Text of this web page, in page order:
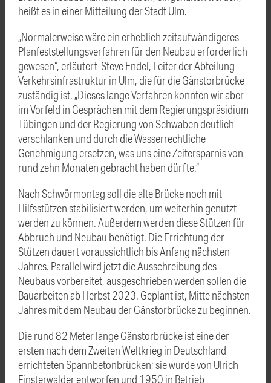
heißt es in einer Mitteilung der Stadt Ulm.
„Normalerweise wäre ein erheblich zeitaufwändigeres
Planfeststellungsverfahren für den Neubau erforderlich
gewesen“, erläutert Steve Endel, Leiter der Abteilung
Verkehrsinfrastruktur in Ulm, die für die Gänstorbrücke
zuständig ist. „Dieses lange Verfahren konnten wir aber
im Vorfeld in Gesprächen mit dem Regierungspräsidium
Tübingen und der Regierung von Schwaben deutlich
verschlanken und durch die Wasserrechtliche
Genehmigung ersetzen, was uns eine Zeitersparnis von
rund zehn Monaten gebracht haben dürfte.“
Nach Schwörmontag soll die alte Brücke noch mit
Hilfsstützen stabilisiert werden, um weiterhin genutzt
werden zu können. Außerdem werden diese Stützen für
Abbruch und Neubau benötigt. Die Errichtung der
Stützen dauert voraussichtlich bis Anfang nächsten
Jahres. Parallel wird jetzt die Ausschreibung des
Neubaus vorbereitet, ausgeschrieben werden sollen die
Bauarbeiten ab Herbst 2023. Geplant ist, Mitte nächsten
Jahres mit dem Neubau der Gänstorbrücke zu beginnen.
Die rund 82 Meter lange Gänstorbrücke ist eine der
ersten nach dem Zweiten Weltkrieg in Deutschland
errichteten Spannbetonbrücken; sie wurde von Ulrich
Finsterwalder entworfen und 1950 in Betrieb